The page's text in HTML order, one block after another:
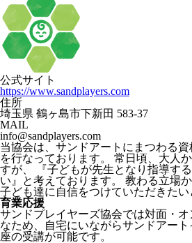
公式サイト
https://www.sandplayers.com
住所
埼玉県 鶴ヶ島市下新田 583-37
MAIL
info@sandplayers.com
当協会は、サンドアートにまつわる
を行なっております。 常日頃、大人
すが、 『子どもが先生となり指導す
い』と考えております。 教わる立場
子ども達に自信をつけていただきたい
育業応援
サンドプレイヤーズ協会では対面・
なため、自宅にいながらサンドアー
座の受講が可能です。